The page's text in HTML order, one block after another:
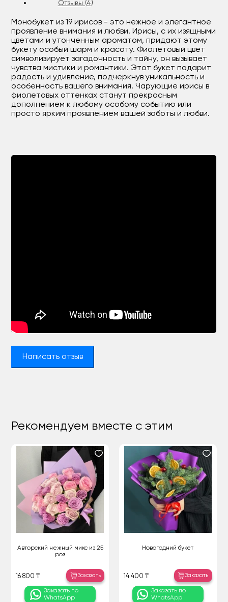
Отзывы (4)
Монобукет из 19 ирисов - это нежное и элегантное
проявление внимания и любви. Ирисы, с их изящными
цветами и утонченным ароматом, придают этому
букету особый шарм и красоту. Фиолетовый цвет
символизирует загадочность и тайну, он вызывает
чувства мистики и романтики. Этот букет подарит
радость и удивление, подчеркнув уникальность и
особенность вашего внимания. Чарующие ирисы в
фиолетовых оттенках станут прекрасным
дополнением к любому особому событию или
просто ярким проявлением вашей заботы и любви.
Написать отзыв
Рекомендуем вместе с этим
Авторский нежный микс из 25
роз
16 800 ₸ Заказать
Заказать по
WhatsApp
Новогодний букет
14 400 ₸ Заказать
Заказать по
WhatsApp